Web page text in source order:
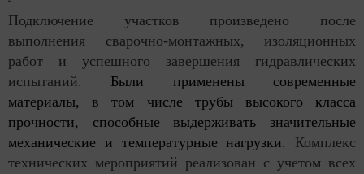
Подключение участков произведено после
выполнения сварочно-монтажных, изоляционных
работ и успешного завершения гидравлических
испытаний. Были применены современные
материалы, в том числе трубы высокого класса
прочности, способные выдерживать значительные
механические и температурные нагрузки. Комплекс
технических мероприятий реализован с учетом всех